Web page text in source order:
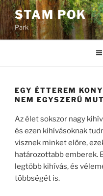
Tartalomhoz
STAM POK
Park
EGY ÉTTEREM
NEM EGYSZERŰ
Az élet sokszor nagy
és ezen kihívásoknak
visznek minket előre,
határozottabb emberek.
legtöbb kihívás, és
többségét is.